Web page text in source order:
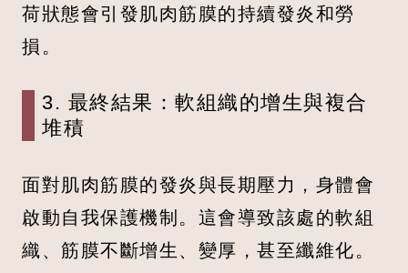
荷狀態會引發肌肉筋膜的持續發炎和勞
損。
3. 最終結果：軟組織的增生與複合
堆積
面對肌肉筋膜的發炎與長期壓力，身體會
啟動自我保護機制。這會導致該處的軟組
織、筋膜不斷增生、變厚，甚至纖維化。